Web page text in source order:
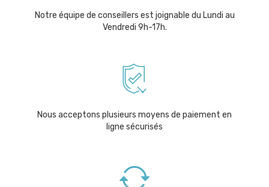
Notre équipe de conseillers est joignable du Lundi au
Vendredi 9h-17h.
Nous acceptons plusieurs moyens de paiement en
ligne sécurisés